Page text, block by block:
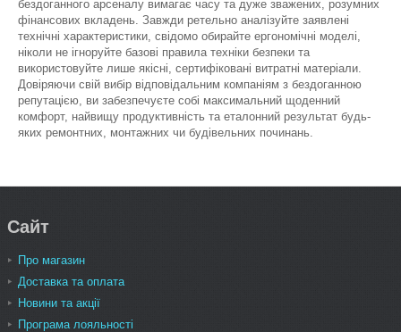
бездоганного арсеналу вимагає часу та дуже зважених, розумних
фінансових вкладень. Завжди ретельно аналізуйте заявлені
технічні характеристики, свідомо обирайте ергономічні моделі,
ніколи не ігноруйте базові правила техніки безпеки та
використовуйте лише якісні, сертифіковані витратні матеріали.
Довіряючи свій вибір відповідальним компаніям з бездоганною
репутацією, ви забезпечуєте собі максимальний щоденний
комфорт, найвищу продуктивність та еталонний результат будь-
яких ремонтних, монтажних чи будівельних починань.
Сайт
Про магазин
Доставка та оплата
Новини та акції
Програма лояльності